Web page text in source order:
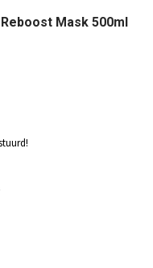
Mask 500ml